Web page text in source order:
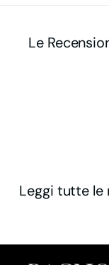
Le
Leggi tutte le